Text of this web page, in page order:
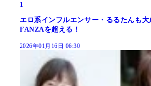
1
エロ系インフルエンサー・るるたんも
FANZAを超える！
2026年01月16日 06:30